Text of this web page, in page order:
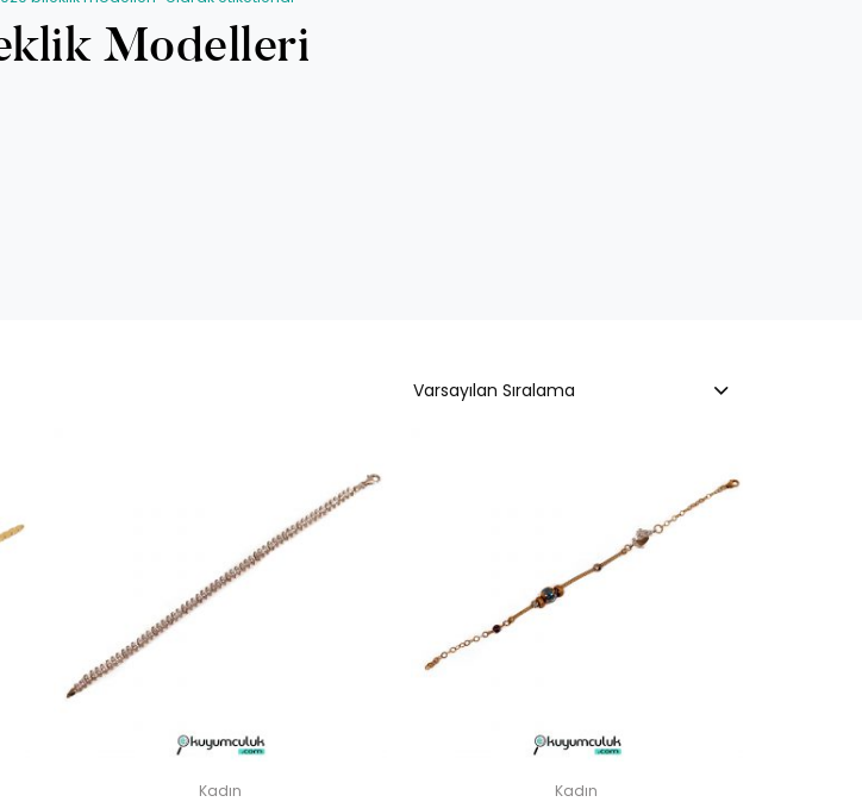
Modelleri
Varsayılan Sıralama
Kadın Kadın